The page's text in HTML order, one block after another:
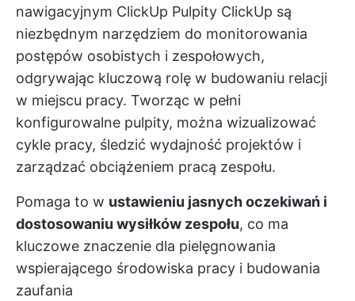
nawigacyjnym ClickUp Pulpity ClickUp są
niezbędnym narzędziem do monitorowania
postępów osobistych i zespołowych,
odgrywając kluczową rolę w budowaniu relacji
w miejscu pracy. Tworząc w pełni
konfigurowalne pulpity, można wizualizować
cykle pracy, śledzić wydajność projektów i
zarządzać obciążeniem pracą zespołu.
Pomaga to w ustawieniu jasnych oczekiwań i
dostosowaniu wysiłków zespołu, co ma
kluczowe znaczenie dla pielęgnowania
wspierającego środowiska pracy i budowania
zaufania